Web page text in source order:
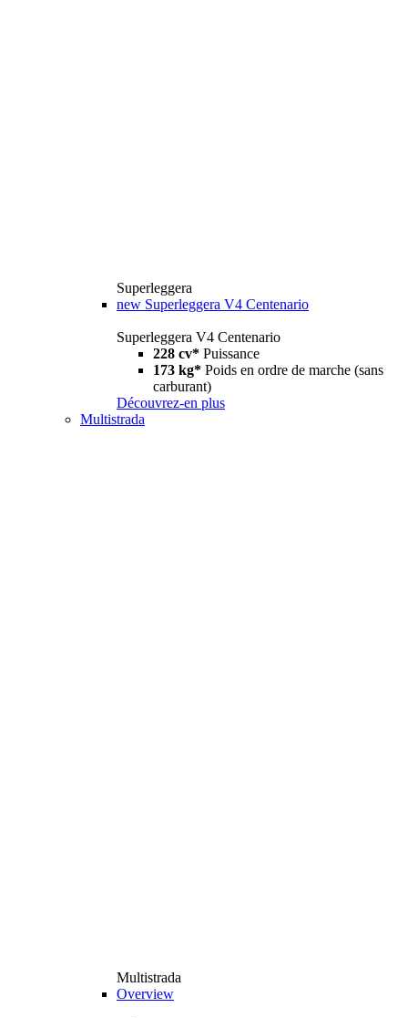
Superleggera
new Superleggera V4 Centenario
Superleggera V4 Centenario
228 cv* Puissance
173 kg* Poids en ordre de marche (sans
carburant)
Découvrez-en plus
Multistrada
Multistrada
Overview